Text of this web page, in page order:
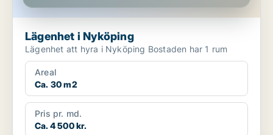
Lägenhet i Nyköping
Lägenhet att hyra i Nyköping Bostaden har 1 rum
Areal
Ca. 30 m2
Pris pr. md.
Ca. 4 500 kr.